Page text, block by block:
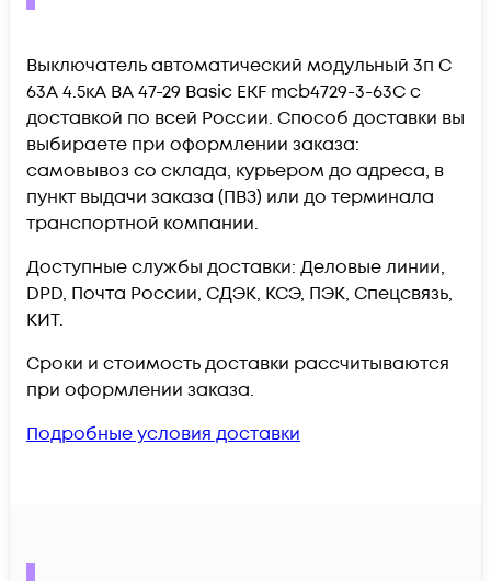
Выключатель автоматический модульный 3п C
63А 4.5кА ВА 47-29 Basic EKF mcb4729-3-63C c
доставкой по всей России. Способ доставки вы
выбираете при оформлении заказа:
самовывоз со склада, курьером до адреса, в
пункт выдачи заказа (ПВЗ) или до терминала
транспортной компании.
Доступные службы доставки: Деловые линии,
DPD, Почта России, СДЭК, КСЭ, ПЭК, Спецсвязь,
КИТ.
Сроки и стоимость доставки рассчитываются
при оформлении заказа.
Подробные условия доставки